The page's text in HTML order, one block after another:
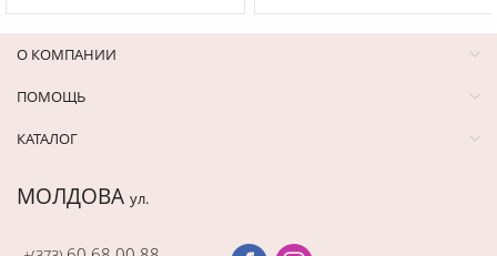
О КОМПАНИИ
ПОМОЩЬ
КАТАЛОГ
МОЛДОВА ул.